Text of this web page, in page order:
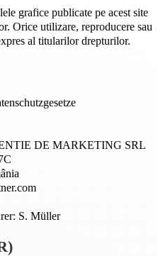
grafice publicate pe acest site
Orice utilizare, reproducere sau
al titularilor drepturilor.
DE MARKETING SRL
S. Müller